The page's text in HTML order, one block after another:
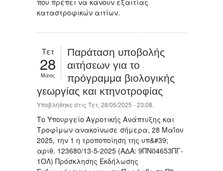
καταστροφικών αιτίων.
Τετ
28
Μάιος
Παράταση υποβολής
αιτήσεων για το
πρόγραμμα βιολογικής
γεωργίας και κτηνοτροφίας
Υποβλήθηκε στις Τετ, 28/05/2025 - 23:08.
Το Υπουργείο Αγροτικής Ανάπτυξης και
Τροφίμων ανακοίνωσε σήμερα, 28 Μαΐου
2025, την 1 η τροποποίηση της υπ&#39;
αριθ. 123680/13-5-2025 (ΑΔΑ: 9ΠΝ04653ΠΓ-
1ΟΛ) Πρόσκλησης Εκδήλωσης